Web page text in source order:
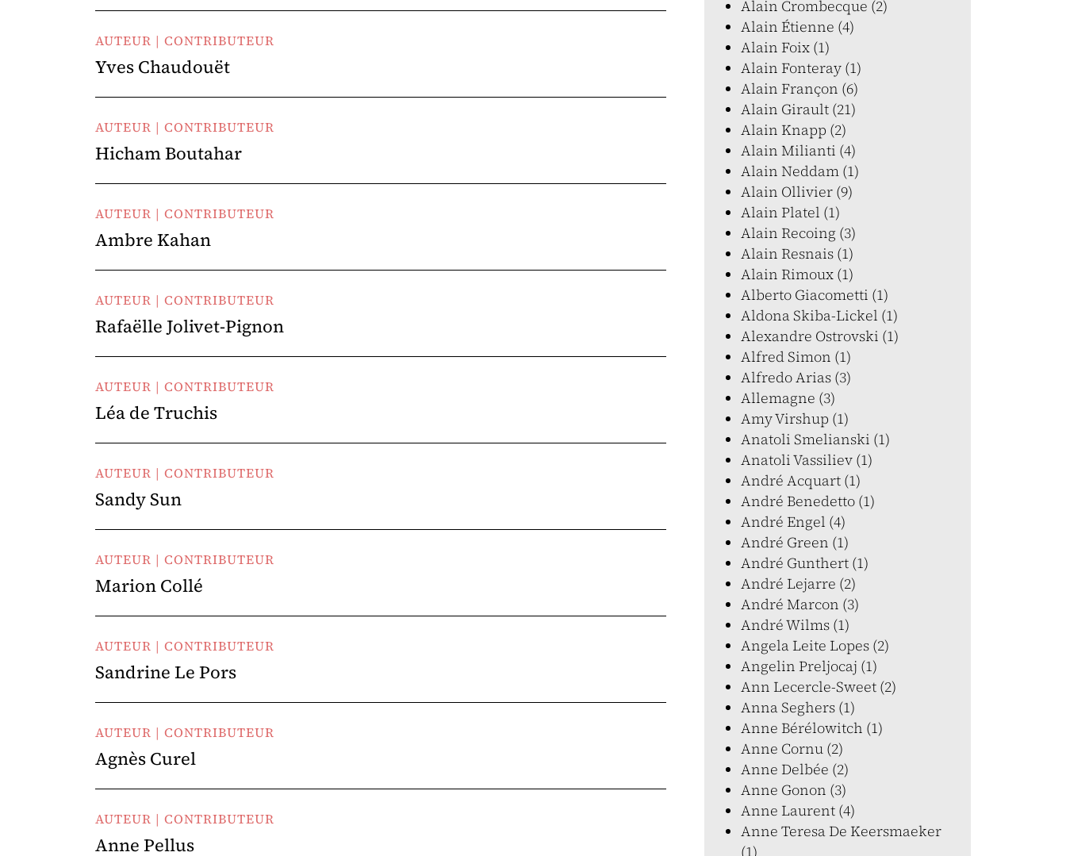
AUTEUR | CONTRIBUTEUR
Yves Chaudouët
AUTEUR | CONTRIBUTEUR
Hicham Boutahar
AUTEUR | CONTRIBUTEUR
Ambre Kahan
AUTEUR | CONTRIBUTEUR
Rafaëlle Jolivet-Pignon
AUTEUR | CONTRIBUTEUR
Léa de Truchis
AUTEUR | CONTRIBUTEUR
Sandy Sun
AUTEUR | CONTRIBUTEUR
Marion Collé
AUTEUR | CONTRIBUTEUR
Sandrine Le Pors
AUTEUR | CONTRIBUTEUR
Agnès Curel
AUTEUR | CONTRIBUTEUR
Anne Pellus
Alain Crombecque (2)
Alain Étienne (4)
Alain Foix (1)
Alain Fonteray (1)
Alain Françon (6)
Alain Girault (21)
Alain Knapp (2)
Alain Milianti (4)
Alain Neddam (1)
Alain Ollivier (9)
Alain Platel (1)
Alain Recoing (3)
Alain Resnais (1)
Alain Rimoux (1)
Alberto Giacometti (1)
Aldona Skiba-Lickel (1)
Alexandre Ostrovski (1)
Alfred Simon (1)
Alfredo Arias (3)
Allemagne (3)
Amy Virshup (1)
Anatoli Smelianski (1)
Anatoli Vassiliev (1)
André Acquart (1)
André Benedetto (1)
André Engel (4)
André Green (1)
André Gunthert (1)
André Lejarre (2)
André Marcon (3)
André Wilms (1)
Angela Leite Lopes (2)
Angelin Preljocaj (1)
Ann Lecercle-Sweet (2)
Anna Seghers (1)
Anne Bérélowitch (1)
Anne Cornu (2)
Anne Delbée (2)
Anne Gonon (3)
Anne Laurent (4)
Anne Teresa De Keersmaeker
(1)